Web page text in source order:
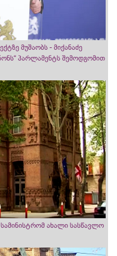
მუშაობს - მიქანაძე
პარლამენტს შემოდგომით
ახალი სასწავლო